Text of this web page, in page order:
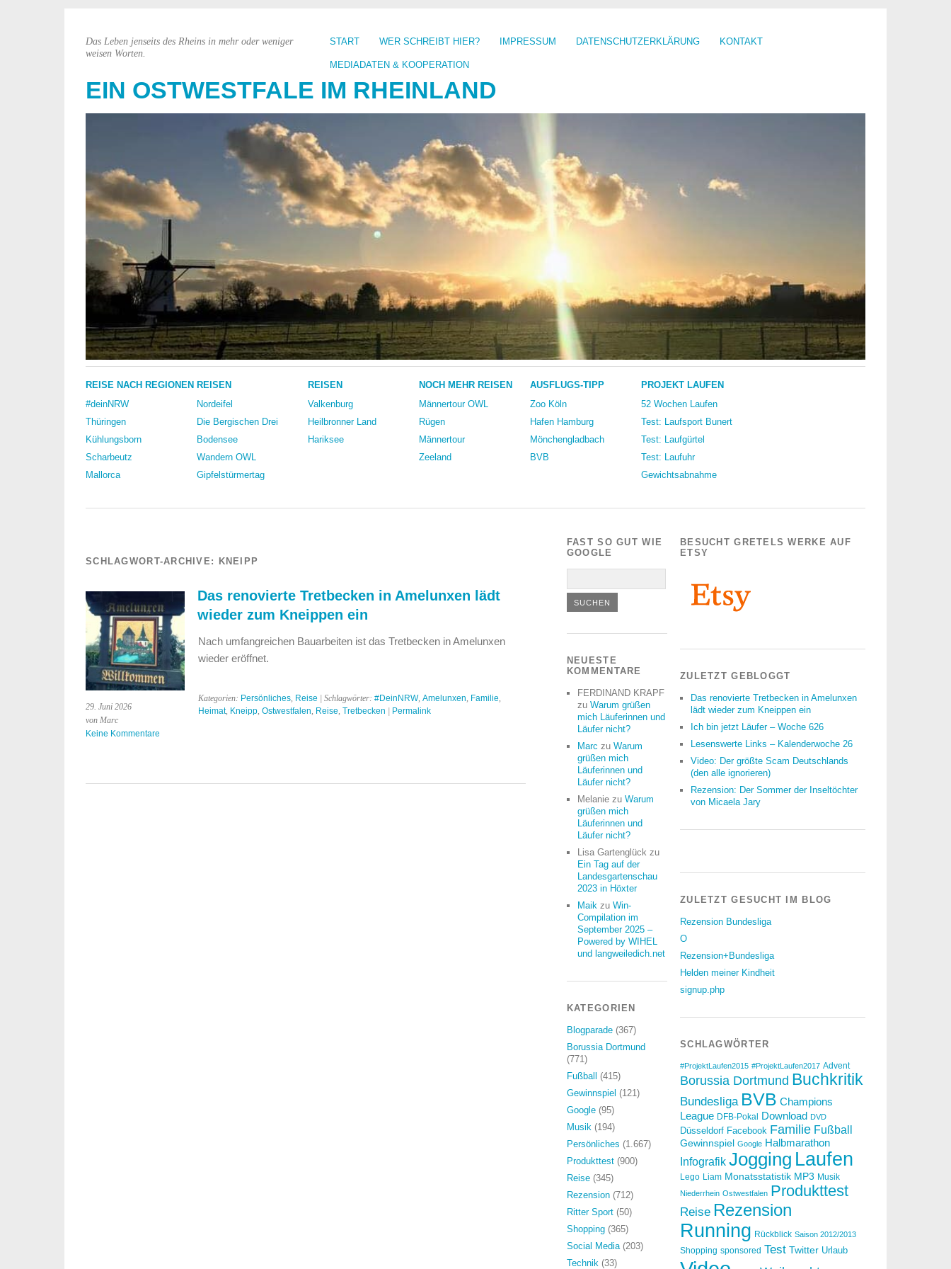
START WER SCHREIBT HIER? IMPRESSUM DATENSCHUTZERKLÄRUNG KONTAKT
MEDIADATEN & KOOPERATION
EIN OSTWESTFALE IM RHEINLAND
Das Leben jenseits des Rheins in mehr oder weniger
weisen Worten.
REISE NACH REGIONEN
#deinNRW
Thüringen
Kühlungsborn
Scharbeutz
Mallorca
REISEN
Nordeifel
Die Bergischen Drei
Bodensee
Wandern OWL
Gipfelstürmertag
REISEN
Valkenburg
Heilbronner Land
Hariksee
NOCH MEHR REISEN
Männertour OWL
Rügen
Männertour
Zeeland
AUSFLUGS-TIPP
Zoo Köln
Hafen Hamburg
Mönchengladbach
BVB
PROJEKT LAUFEN
52 Wochen Laufen
Test: Laufsport Bunert
Test: Laufgürtel
Test: Laufuhr
Gewichtsabnahme
SCHLAGWORT-ARCHIVE: KNEIPP
29. Juni 2026
von Marc
Keine Kommentare
Das renovierte Tretbecken in Amelunxen lädt
wieder zum Kneippen ein
Nach umfangreichen Bauarbeiten ist das Tretbecken in Amelunxen
wieder eröffnet.
Kategorien: Persönliches, Reise | Schlagwörter: #DeinNRW, Amelunxen, Familie,
Heimat, Kneipp, Ostwestfalen, Reise, Tretbecken | Permalink
FAST SO GUT WIE
GOOGLE
NEUESTE
KOMMENTARE
FERDINAND KRAPF
zu Warum grüßen
mich Läuferinnen und
Läufer nicht?
Marc zu Warum
grüßen mich
Läuferinnen und
Läufer nicht?
Melaniezu Warum
grüßen mich
Läuferinnen und
Läufer nicht?
Lisa Gartenglück zu
Ein Tag auf der
Landesgartenschau
2023 in Höxter
Maik zu Win-
Compilation im
September 2025 –
Powered by WIHEL
und langweiledich.net
KATEGORIEN
Blogparade(367)
Borussia Dortmund
(771)
Fußball
(415)
Gewinnspiel (121)
Google(95)
Musik (194)
Persönliches (1.667)
Produkttest(900)
Reise(345)
Rezension(712)
Ritter Sport(50)
Shopping(365)
Social Media(203)
Technik (33)
BESUCHT GRETELS WERKE AUF
ETSY
ZULETZT GEBLOGGT
Das renovierte Tretbecken in Amelunxen
lädt wieder zum Kneippen ein
Ich bin jetzt Läufer – Woche 626
Lesenswerte Links – Kalenderwoche 26
Video: Der größte Scam Deutschlands
(den alle ignorieren)
Rezension: Der Sommer der Inseltöchter
von Micaela Jary
ZULETZT GESUCHT IM BLOG
Rezension Bundesliga
O
Rezension+Bundesliga
Helden meiner Kindheit
signup.php
SCHLAGWÖRTER
#ProjektLaufen2015 #ProjektLaufen2017 Advent
Borussia Dortmund Buchkritik
Bundesliga BVB Champions
League DFB-Pokal Download DVD
Düsseldorf Facebook Familie Fußball
Gewinnspiel Google Halbmarathon
Infografik Jogging Laufen
Lego Liam Monatsstatistik MP3 Musik
Niederrhein Ostwestfalen Produkttest
Reise Rezension
Running Rückblick Saison 2012/2013
Shopping sponsored Test Twitter Urlaub